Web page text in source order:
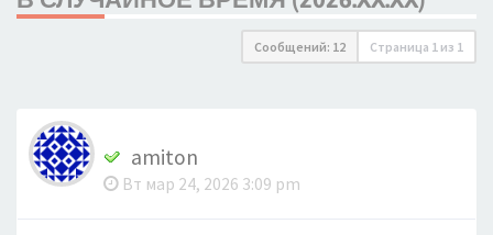
Сообщений: 12 Страница 1 из 1
amiton
Вт мар 24, 2026 3:09 pm